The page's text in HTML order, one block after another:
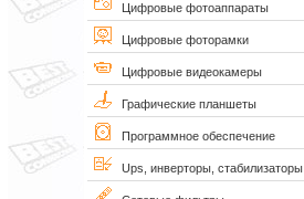
Цифровые фотоаппараты
Цифровые фоторамки
Цифровые видеокамеры
Графические планшеты
Программное обеспечение
Ups, инверторы, стабилизаторы